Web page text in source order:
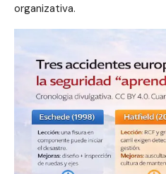
organizativa.